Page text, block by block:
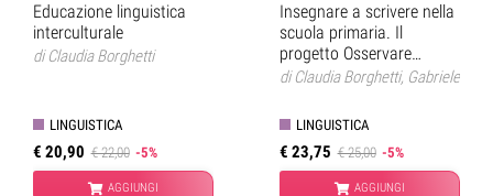
Educazione linguistica
interculturale
diClaudia Borghetti
LINGUISTICA
€ 20,90 € 22,00 -5%
AGGIUNGI
Insegnare a scrivere nella
scuola primaria. Il
progetto Osservare
l'interlingua
diClaudia Borghetti, Gabriele
LINGUISTICA
€ 23,75 € 25,00 -5%
AGGIUNGI